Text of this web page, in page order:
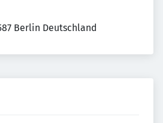
Berlin Deutschland